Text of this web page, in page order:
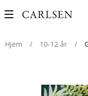
Main
Hjem
/ 10-12 år /